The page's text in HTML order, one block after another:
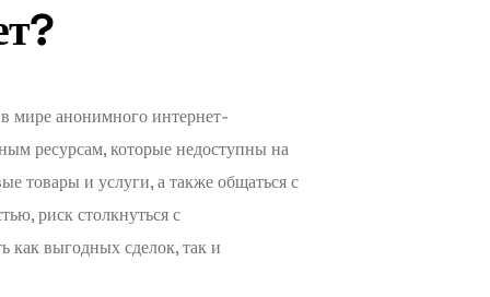
мире анонимного интернет-
ресурсам, которые недоступны на
товары и услуги, а также общаться с
риск столкнуться с
как выгодных сделок, так и